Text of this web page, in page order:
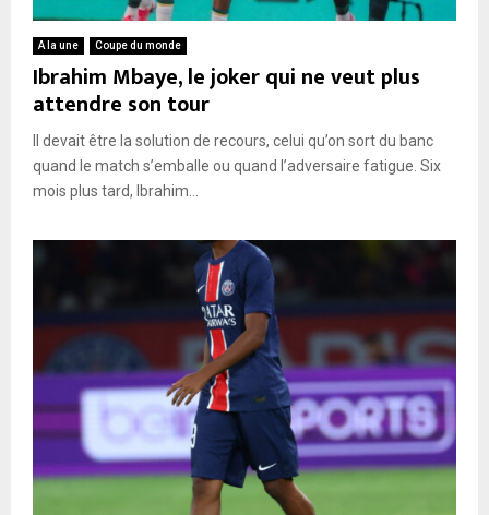
A la une Coupe du monde
Ibrahim Mbaye, le joker qui ne veut plus
attendre son tour
Il devait être la solution de recours, celui qu’on sort du banc
quand le match s’emballe ou quand l’adversaire fatigue. Six
mois plus tard, Ibrahim...